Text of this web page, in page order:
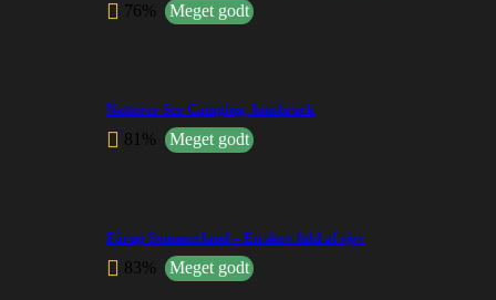
76% Meget godt
Natterer See Camping, Innsbruck
81% Meget godt
Fårup Sommerland – En skov fuld af sjov
83% Meget godt